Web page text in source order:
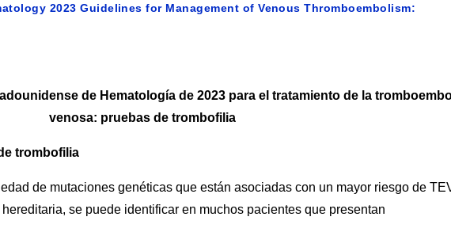
2023 Guidelines for Management of Venous Thromboembolism:
de Hematología de 2023 para el tratamiento de la
venosa: pruebas de trombofilia
trombofilia
de mutaciones genéticas que están asociadas con un mayor riesgo de
se puede identificar en muchos pacientes que presentan